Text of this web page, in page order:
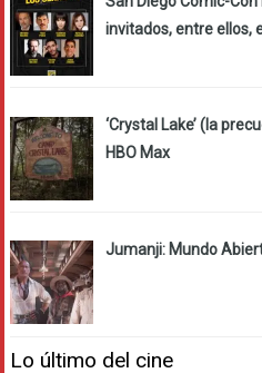
invitados, entre ellos,
‘Crystal Lake’ (la
HBO Max
Jumanji: Mundo
Lo último del cine